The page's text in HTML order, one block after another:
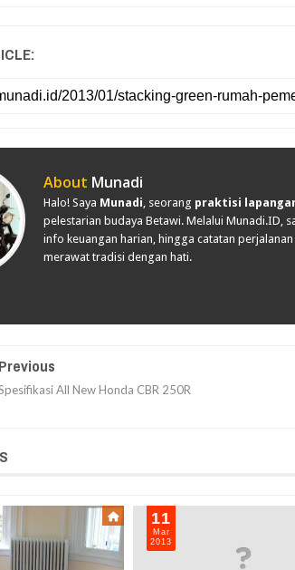
About Munadi
Halo! Saya Munadi, seorang praktisi
pelestarian budaya Betawi. Melalui Munadi.ID,
info keuangan harian, hingga catatan
merawat tradisi dengan hati.
Previous
All New Honda CBR 250R
11
Mar
2013